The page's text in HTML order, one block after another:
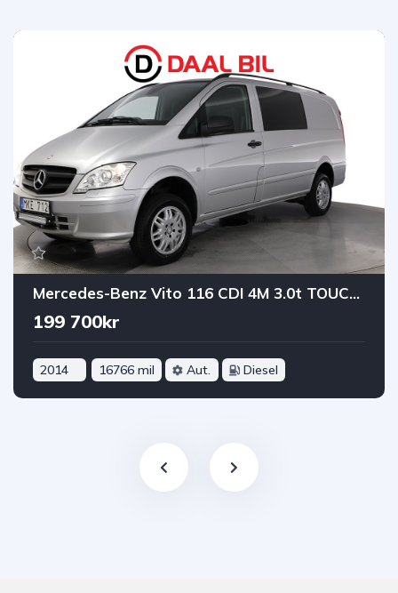
Mercedes-Benz Vito 116 CDI 4M 3.0t TOUCHSHIFT 163HK COMFORTLINE DRAG B-KAM
199 700kr
2014 16766 mil Aut. Diesel